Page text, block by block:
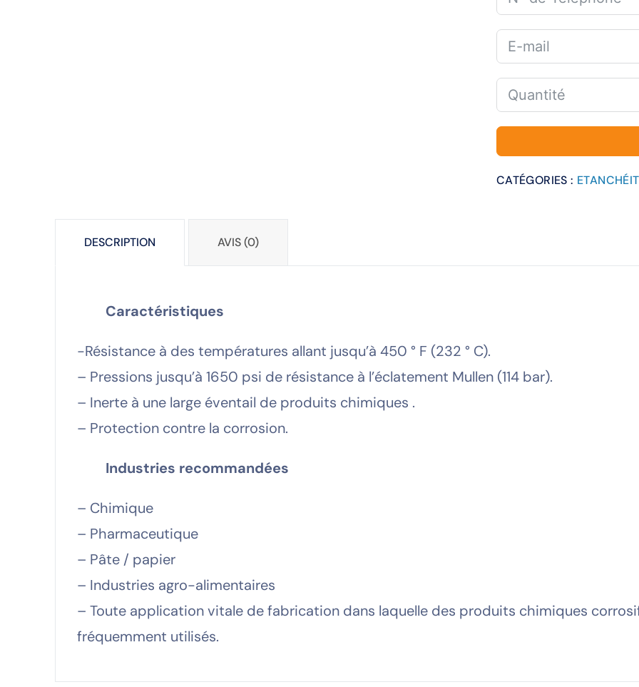
CATÉGORIES :
DESCRIPTION AVIS (0)
Caractéristiques
-Résistance à des températures allant jusqu’à 450 ° F (232 ° C).
– Pressions jusqu’à 1650 psi de résistance à l’éclatement Mullen (114 bar).
– Inerte à une large éventail de produits chimiques .
– Protection contre la corrosion.
Industries recommandées
– Chimique
– Pharmaceutique
– Pâte / papier
– Industries agro-alimentaires
– Toute application vitale de fabrication dans laquelle des produits chimiques
fréquemment utilisés.